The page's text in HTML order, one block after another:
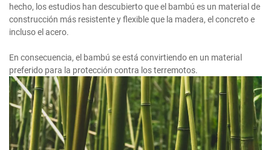
hecho, los estudios han descubierto que el bambú es un material de
construcción más resistente y flexible que la madera, el concreto e
incluso el acero.
En consecuencia, el bambú se está convirtiendo en un material
preferido para la protección contra los terremotos.